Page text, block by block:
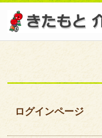
ログインページ